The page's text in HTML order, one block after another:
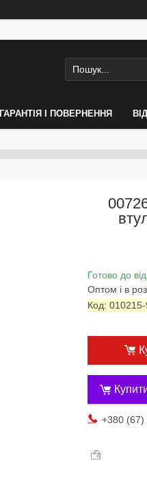
ГАРАНТІЯ І ПОВЕРНЕННЯ
Готово до
Оптом і в
Код:
+380 (67)